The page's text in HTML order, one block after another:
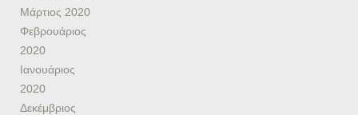
Μάρτιος 2020
Φεβρουάριος
2020
Ιανουάριος
2020
Δεκέμβριος